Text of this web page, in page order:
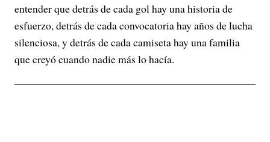
entender que detrás de cada gol hay una historia de
esfuerzo, detrás de cada convocatoria hay años de lucha
silenciosa, y detrás de cada camiseta hay una familia
que creyó cuando nadie más lo hacía.